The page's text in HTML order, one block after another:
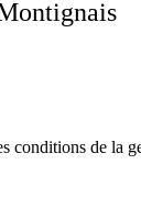
conditions de la